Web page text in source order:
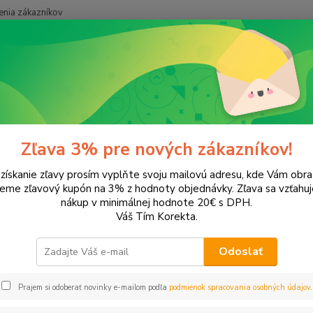
zákazníkov
a náplne do tlačiarní Brother MFC-J5720DW
Upresniť
EUR Od
Zľava 3% pre nových zákazníkov!
zľavy prosím vyplňte svoju mailovú adresu, kde Vám
zľavový kupón na 3% z hodnoty objednávky. Zľava sa
nákup v minimálnej hodnote 20€ s DPH.
Váš Tím Korekta.
Odoslať
Prajem si odoberať novinky e-mailom podľa podmienok spracovania osobných údajov.